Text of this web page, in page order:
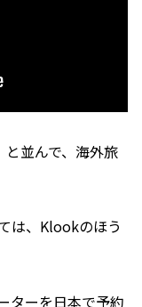
と並んで、海外旅
は、Klookのほう
ターを日本で予約